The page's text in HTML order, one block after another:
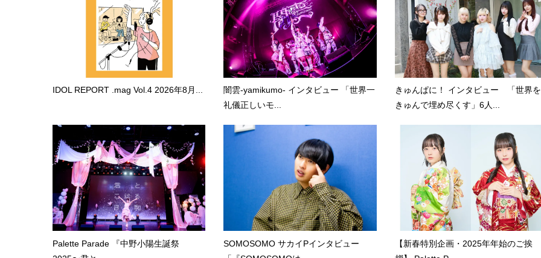
IDOL REPORT .mag Vol.4 2026年8月...
闇雲-yamikumo- インタビュー 「世界一
礼儀正しいモ...
きゅんぱに！ インタビュー 「世界を
きゅんで埋め尽くす」6人...
Palette Parade 『中野小陽生誕祭
SOMOSOMO サカイPインタビュー
【新春特別企画・2025年年始のご挨